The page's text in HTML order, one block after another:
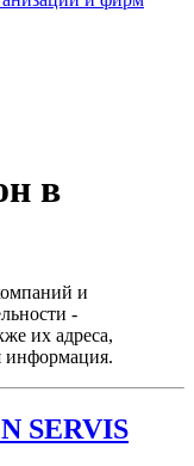
в
и
-
их адреса,
информация.
SERVIS